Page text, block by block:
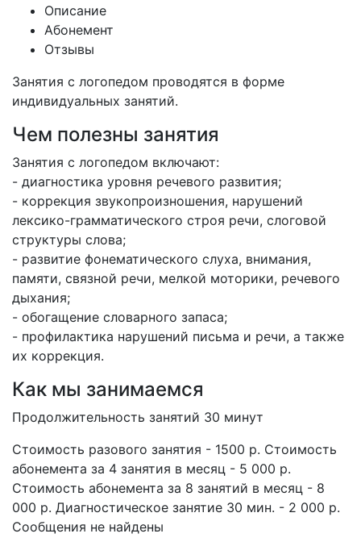
Описание
Абонемент
Отзывы
Занятия с логопедом проводятся в форме
индивидуальных занятий.
Чем полезны занятия
Занятия с логопедом включают:
- диагностика уровня речевого развития;
- коррекция звукопроизношения, нарушений
лексико-грамматического строя речи, слоговой
структуры слова;
- развитие фонематического слуха, внимания,
памяти, связной речи, мелкой моторики, речевого
дыхания;
- обогащение словарного запаса;
- профилактика нарушений письма и речи, а также
их коррекция.
Как мы занимаемся
Продолжительность занятий 30 минут
Стоимость разового занятия - ​1500 р. Стоимость
абонемента за 4 занятия в месяц - 5 000 р.
Стоимость абонемента за 8 занятий в месяц - ​8
000 р. Диагностическое занятие 30 мин. - 2 000 р.​
Сообщения не найдены